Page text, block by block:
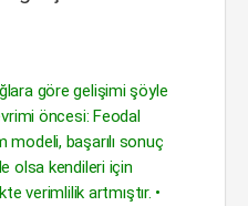
göre gelişimi şöyle
öncesi: Feodal
başarılı sonuç
olsa kendileri için
verimlilik artmıştır. •